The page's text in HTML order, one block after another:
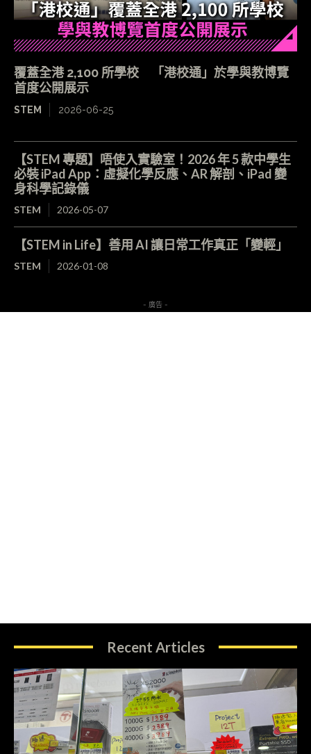
覆蓋全港 2,100 所學校 「港校通」於學與教博覽
首度公開展示
STEM 2026-06-25
【STEM 專題】唔使入實驗室！2026 年 5 款中學生
必裝 iPad App：虛擬化學反應、AR 解剖、iPad 變
身科學記錄儀
STEM 2026-05-07
【STEM in Life】善用 AI 讓日常工作真正「變輕」
STEM 2026-01-08
- 廣告 -
Recent Articles